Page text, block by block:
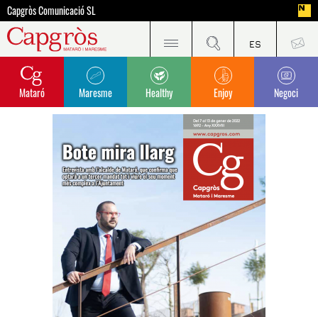
Capgròs Comunicació SL
Mataró Maresme Healthy Enjoy Negoci